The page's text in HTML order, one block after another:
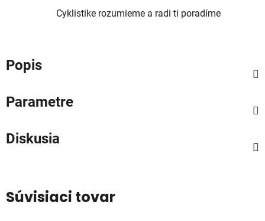
Cyklistike rozumieme a radi ti poradíme
Popis
Parametre
Diskusia
Súvisiaci tovar